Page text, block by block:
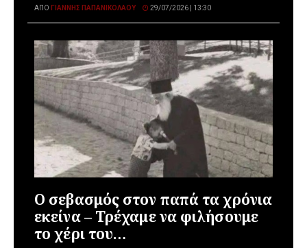
ΑΠΌ ΓΙΆΝΝΗΣ ΠΑΠΑΝΙΚΟΛΆΟΥ 29/07/2026 | 13:30
Ο σεβασμός στον παπά τα χρόνια
εκείνα – Τρέχαμε να φιλήσουμε
το χέρι του…